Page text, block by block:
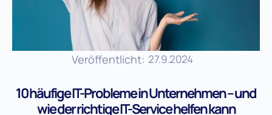
Veröffentlicht: 27.9.2024
10 häufige IT-Probleme in Unternehmen – und
wie der richtige IT-Service helfen kann